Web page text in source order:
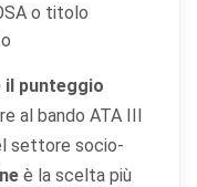
o titolo
il punteggio
al bando ATA III
settore socio-
è la scelta più
l'utente attraverso
pertinenti.
tutti